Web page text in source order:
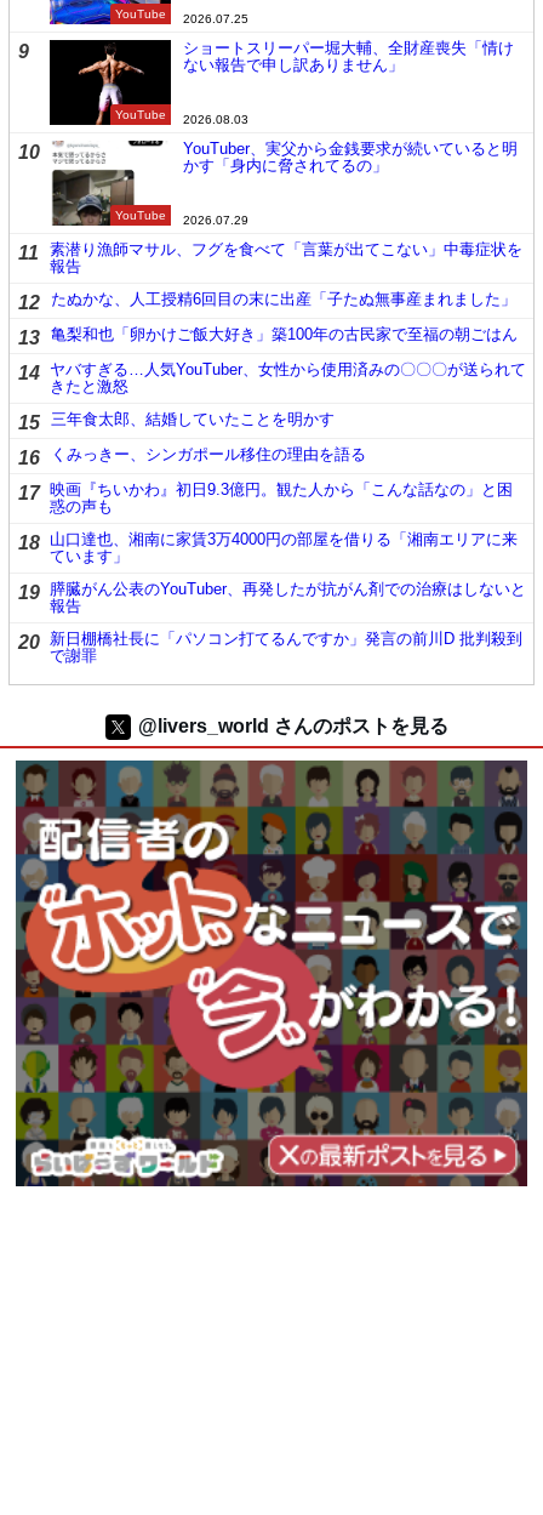
YouTube 2026.07.25
9
YouTube
ショートスリーパー堀大輔、全財産喪失「情け
ない報告で申し訳ありません」
2026.08.03
10
YouTube
YouTuber、実父から金銭要求が続いていると明
かす「身内に脅されてるの」
2026.07.29
11
素潜り漁師マサル、フグを食べて「言葉が出てこない」中毒症状を
報告
12 たぬかな、人工授精6回目の末に出産「子たぬ無事産まれました」
13 亀梨和也「卵かけご飯大好き」築100年の古民家で至福の朝ごはん
14 ヤバすぎる…人気YouTuber、女性から使用済みの〇〇〇が送られて
きたと激怒
15 三年食太郎、結婚していたことを明かす
16 くみっきー、シンガポール移住の理由を語る
17 映画『ちいかわ』初日9.3億円。観た人から「こんな話なの」と困
惑の声も
18 山口達也、湘南に家賃3万4000円の部屋を借りる「湘南エリアに来
ています」
19 膵臓がん公表のYouTuber、再発したが抗がん剤での治療はしないと
報告
20 新日棚橋社長に「パソコン打てるんですか」発言の前川D 批判殺到
で謝罪
@livers_world さんのポストを見る